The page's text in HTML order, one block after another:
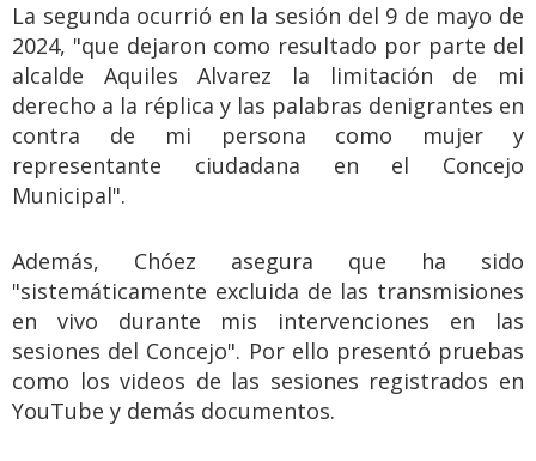
La segunda ocurrió en la sesión del 9 de mayo de
2024, "que dejaron como resultado por parte del
alcalde Aquiles Alvarez la limitación de mi
derecho a la réplica y las palabras denigrantes en
contra de mi persona como mujer y
representante ciudadana en el Concejo
Municipal".
Además, Chóez asegura que ha sido
"sistemáticamente excluida de las transmisiones
en vivo durante mis intervenciones en las
sesiones del Concejo". Por ello presentó pruebas
como los videos de las sesiones registrados en
YouTube y demás documentos.